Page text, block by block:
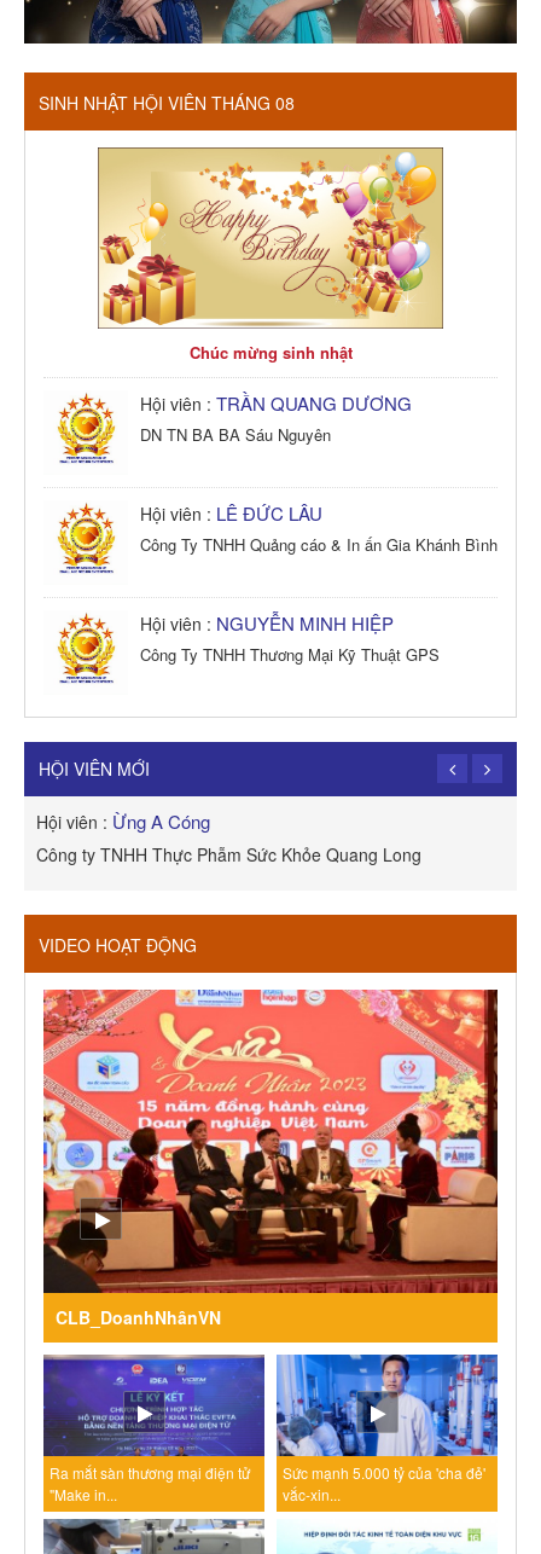
SINH NHẬT HỘI VIÊN THÁNG 08
Chúc mừng sinh nhật
Hội viên : TRẦN QUANG DƯƠNG
DN TN BA BA Sáu Nguyên
Hội viên : LÊ ĐỨC LÂU
Công Ty TNHH Quảng cáo & In ấn Gia Khánh Bình
Hội viên : NGUYỄN MINH HIỆP
Công Ty TNHH Thương Mại Kỹ Thuật GPS
Công Ty TNHH Dịch vụ Cuộc Sống Hạnh Phúc
HỘI VIÊN MỚI
Hội viên : Ừng A Cóng
Công ty TNHH Thực Phẫm Sức Khỏe Quang Long
VIDEO HOẠT ĐỘNG
CLB_DoanhNhânVN
Ra mắt sàn thương mại điện tử
"Make in...
Sức mạnh 5.000 tỷ của 'cha đẻ'
vắc-xin...